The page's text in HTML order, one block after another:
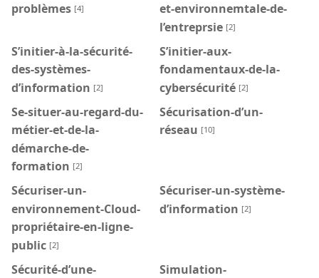
problèmes [4]
et-environnemtale-de-
l’entreprsie [2]
S’initier-à-la-sécurité-
des-systèmes-
d’information [2]
S’initier-aux-
fondamentaux-de-la-
cybersécurité [2]
Se-situer-au-regard-du-
métier-et-de-la-
démarche-de-
formation [2]
Sécurisation-d’un-
réseau [10]
Sécuriser-un-
environnement-Cloud-
propriétaire-en-ligne-
public [2]
Sécuriser-un-système-
d’information [2]
Sécurité-d’une-
Simulation-